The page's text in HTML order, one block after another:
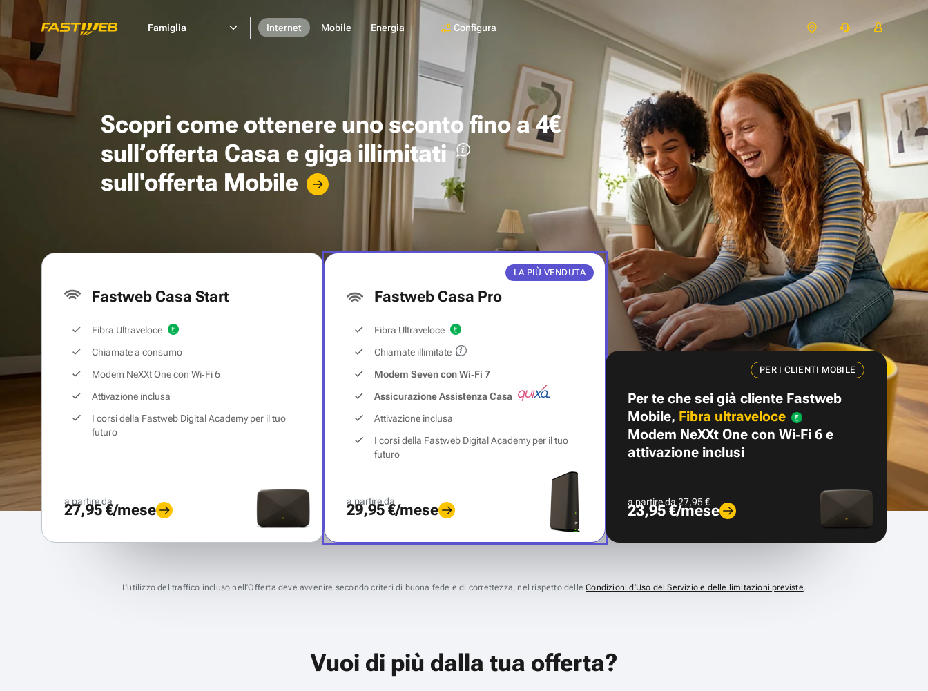
Famiglia Internet Mobile Energia Configura
Scopri come ottenere unosconto fino a 4€
sull’offerta Casa e giga illimitati
sull'offerta Mobile
Fastweb Casa Start
Fibra Ultraveloce
Chiamate a consumo
Modem NeXXt One con Wi‑Fi 6
Attivazione inclusa
I corsi della Fastweb Digital Academy per il tuo
futuro
a partire da
27,95 €/mese
LA PIÙ VENDUTA
Fastweb Casa Pro
Fibra Ultraveloce
Chiamate illimitate
Modem Seven con Wi‑Fi 7
Assicurazione Assistenza Casa
Attivazione inclusa
I corsi della Fastweb Digital Academy per il tuo
futuro
a partire da
29,95 €/mese
PER I CLIENTI MOBILE
Per te che sei già cliente Fastweb
Mobile, Fibra ultraveloce
Modem NeXXt One con Wi‑Fi 6 e
attivazione inclusi
a partire da27,95 €
23,95 €/mese
L’utilizzo del traffico incluso nell’Offerta deve avvenire secondo criteri di buona fede e di correttezza, nel rispetto delleCondizioni d’Uso del Servizio e delle limitazioni previste.
Vuoi di più dalla tua offerta?